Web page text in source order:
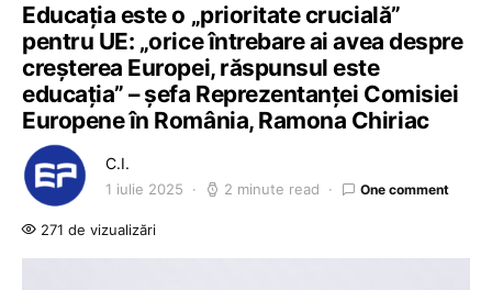
Educația este o „prioritate crucială”
pentru UE: „orice întrebare ai avea despre
creșterea Europei, răspunsul este
educația” – șefa Reprezentanței Comisiei
Europene în România, Ramona Chiriac
C.I.
1 iulie 2025 2 minute read One comment
271 de vizualizări